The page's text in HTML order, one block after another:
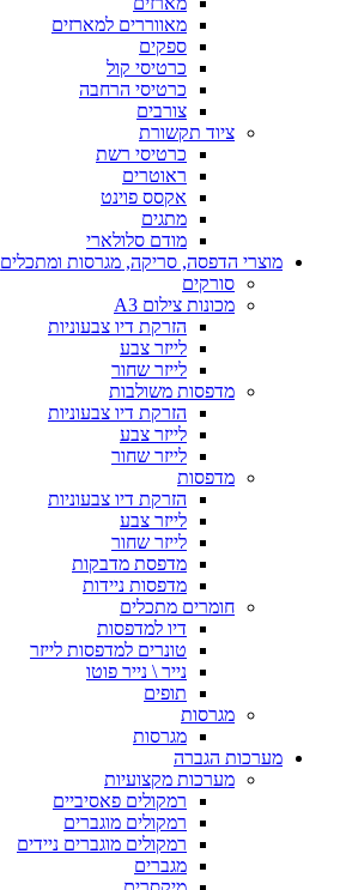
מאווררים למארזים
ספקים
כרטיסי קול
כרטיסי הרחבה
צורבים
ציוד תקשורת
כרטיסי רשת
ראוטרים
אקסס פוינט
מתגים
מודם סלולארי
מוצרי הדפסה, סריקה, מגרסות ומתכלים
סורקים
מכונות צילום A3
הזרקת דיו צבעוניות
לייזר צבע
לייזר שחור
מדפסות משולבות
הזרקת דיו צבעוניות
לייזר צבע
לייזר שחור
מדפסות
הזרקת דיו צבעוניות
לייזר צבע
לייזר שחור
מדפסת מדבקות
מדפסות ניידות
חומרים מתכלים
דיו למדפסות
טונרים למדפסות לייזר
נייר \ נייר פוטו
תופים
מגרסות
מגרסות
מערכות הגברה
מערכות מקצועיות
רמקולים פאסיביים
רמקולים מוגברים
רמקולים מוגברים ניידים
מגברים